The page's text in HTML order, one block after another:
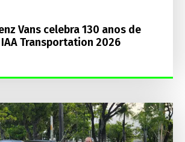
Vans celebra 130 anos de
Transportation 2026